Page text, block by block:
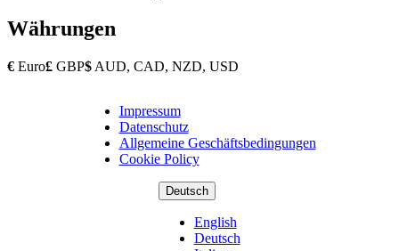
Währungen
€ Euro£ GBP$ AUD, CAD, NZD, USD
Copyright
Footer
Impressum
Datenschutz
Allgemeine Geschäftsbedingungen
Cookie Policy
Deutsch
English
Deutsch